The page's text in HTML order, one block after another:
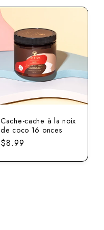
Cache-cache à la noix
de coco 16 onces
Prix
$8.99